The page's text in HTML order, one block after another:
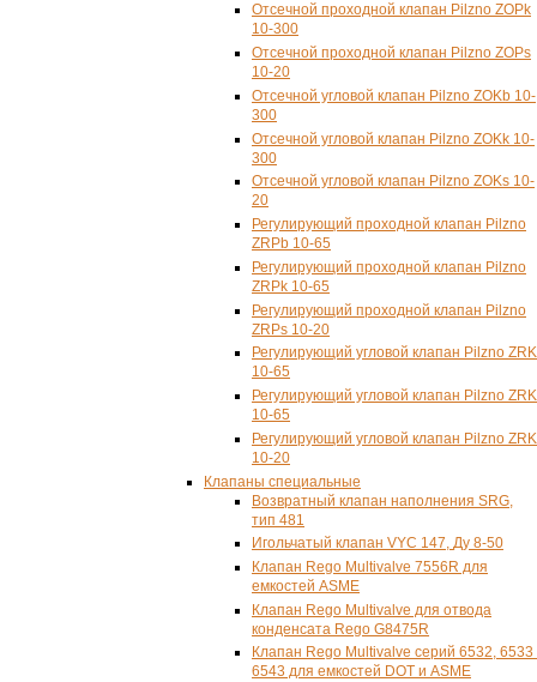
Отсечной проходной клапан Pilzno ZOPk
10-300
Отсечной проходной клапан Pilzno ZOPs
10-20
Отсечной угловой клапан Pilzno ZOKb 10-
300
Отсечной угловой клапан Pilzno ZOKk 10-
300
Отсечной угловой клапан Pilzno ZOKs 10-
20
Регулирующий проходной клапан Pilzno
ZRPb 10-65
Регулирующий проходной клапан Pilzno
ZRPk 10-65
Регулирующий проходной клапан Pilzno
ZRPs 10-20
Регулирующий угловой клапан Pilzno
10-65
Регулирующий угловой клапан Pilzno
10-65
Регулирующий угловой клапан Pilzno
10-20
Клапаны специальные
Возвратный клапан наполнения SRG,
тип 481
Игольчатый клапан VYC 147, Ду 8-50
Клапан Rego Multivalve 7556R для
емкостей ASME
Клапан Rego Multivalve для отвода
конденсата Rego G8475R
Клапан Rego Multivalve серий 6532, 6533
6543 для емкостей DOT и ASME